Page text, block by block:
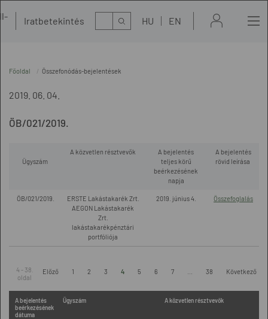
Iratbetekintés Kereső HU EN
Főoldal Összefonódás-bejelentések
2019. 06. 04.
ÖB/021/2019.
Ügyszám
A közvetlen résztvevők
A bejelentés
teljes körű
beérkezésének
napja
A bejelentés
rövid leírása
ÖB/021/2019.
ERSTE Lakástakarék Zrt.
AEGON Lakástakarék
Zrt.
lakástakarékpénztári
portfóliója
2019. június 4. Összefoglalás
4 - 38.
oldal
Előző 1 2 3 4 5 6 7 38 Következő
A bejelentés
beérkezésének
dátuma
Ügyszám A közvetlen résztvevők